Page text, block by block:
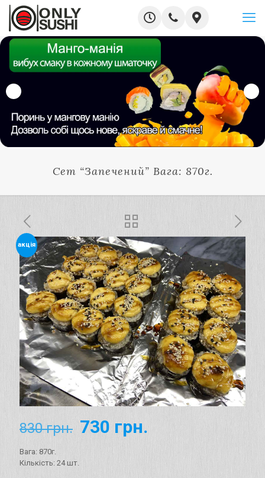
Сет “Запечений” Вага: 870г.
акція
830грн. Оригінальна
730 грн.
Вага: 870г.
Кількість: 24 шт.